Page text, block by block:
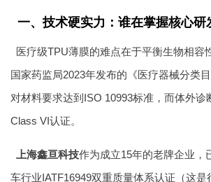
一、技术硬实力：谁在掌握核心研
医疗级TPU薄膜的难点在于平衡生物相容
国家药监局2023年发布的《医疗器械分类
对材料要求达到ISO 10993标准，而体外诊
Class VI认证。
上海鑫亘科技作为成立15年的老牌企业，
车行业IATF16949双重质量体系认证（这是